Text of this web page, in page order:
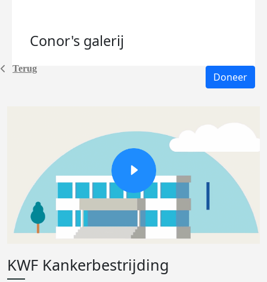
Terug
Conor's galerij
Doneer
KWF Kankerbestrijding